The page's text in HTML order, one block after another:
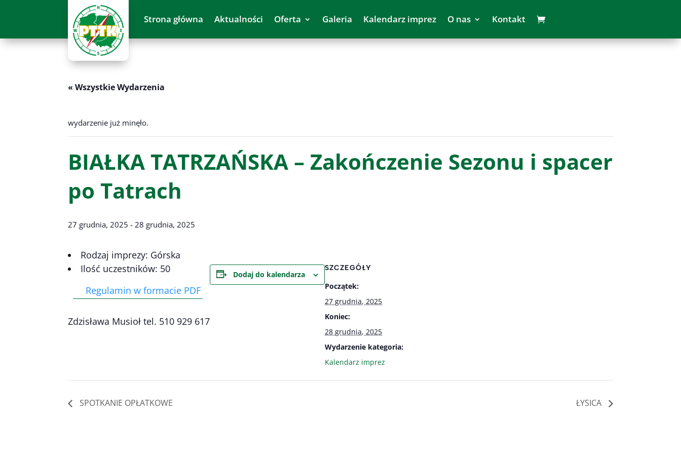
Strona główna Aktualności Oferta Galeria Kalendarz imprez O nas Kontakt
« Wszystkie Wydarzenia
wydarzenie już minęło.
BIAŁKA TATRZAŃSKA – Zakończenie Sezonu i spacer
po Tatrach
27 grudnia, 2025 - 28 grudnia, 2025
Rodzaj imprezy: Górska
Ilość uczestników: 50
Regulamin w formacie PDF
Zdzisława Musioł tel. 510 929 617
Dodaj do kalendarza
SZCZEGÓŁY
Początek:
27 grudnia, 2025
Koniec:
28 grudnia, 2025
Wydarzenie kategoria:
Kalendarz imprez
SPOTKANIE OPŁATKOWE ŁYSICA